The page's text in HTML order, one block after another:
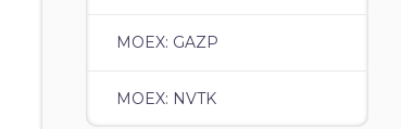
MOEX: GAZP
MOEX: NVTK